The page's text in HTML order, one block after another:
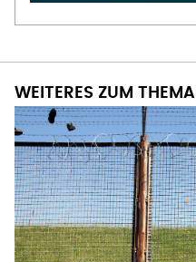
WEITERES ZUM THEMA